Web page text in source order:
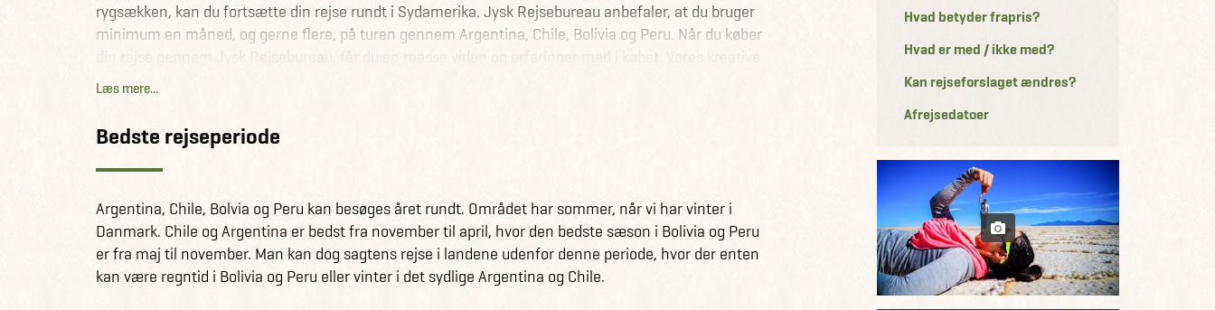
rygsækken, kan du fortsætte din rejse rundt i Sydamerika. Jysk Rejsebureau anbefaler, at du bruger
minimum en måned, og gerne flere, på turen gennem Argentina, Chile, Bolivia og Peru. Når du køber
din rejse gennem Jysk Rejsebureau, får du en masse viden og erfaringer med i købet. Vores kreative
og berejste rejsekonsulenter sidder klar til at videregive deres rejseerfaringer fra Sydamerika.
Rejsekonsulenterne kan desuden hjælpe med det, der har betydning for en god rejse, såsom
minimering af transporttid og gode forbindelser, flyselskabernes alliancer, stop-over muligheder,
børnerabatter, siddepladser i flyet og meget mere.
Få information og fakta om Argentina her
Se alle vores andre fantastiske rejseforslag på Argentina her
Få information og fakta om Chile her
Se alle vores andre fantastiske rejseforslag på Chile her
Læs mere...
Bedste rejseperiode
Argentina, Chile, Bolvia og Peru kan besøges året rundt. Området har sommer, når vi har vinter i
Danmark. Chile og Argentina er bedst fra november til april, hvor den bedste sæson i Bolivia og Peru
er fra maj til november. Man kan dog sagtens rejse i landene udenfor denne periode, hvor der enten
kan være regntid i Bolivia og Peru eller vinter i det sydlige Argentina og Chile.
Hvad betyder frapris?
Hvad er med / ikke med?
Kan rejseforslaget ændres?
Afrejsedatoer